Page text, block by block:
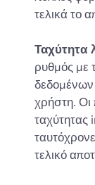
τελικά το
Ταχύτητα
ρυθμός με
χρήστη. Οι
τελικό